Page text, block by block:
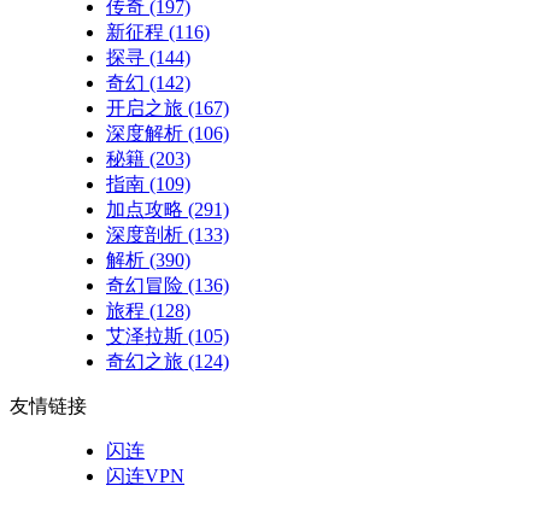
传奇 (197)
新征程 (116)
探寻 (144)
奇幻 (142)
开启之旅 (167)
深度解析 (106)
秘籍 (203)
指南 (109)
加点攻略 (291)
深度剖析 (133)
解析 (390)
奇幻冒险 (136)
旅程 (128)
艾泽拉斯 (105)
奇幻之旅 (124)
友情链接
闪连
闪连VPN